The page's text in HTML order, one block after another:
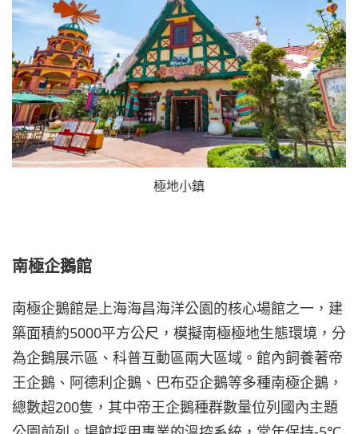
極地小鎮
南極企鵝館
南極企鵝館是上海海昌海洋公園的核心場館之一，建
築面積約5000平方公尺，模擬南極極地生態環境，分
為企鵝展示區、科普互動區兩大區域。館內飼養著帝
王企鵝、阿德利企鵝、巴布亞企鵝等多種南極企鵝，
總數超200隻，其中帝王企鵝種群數量位列國內主題